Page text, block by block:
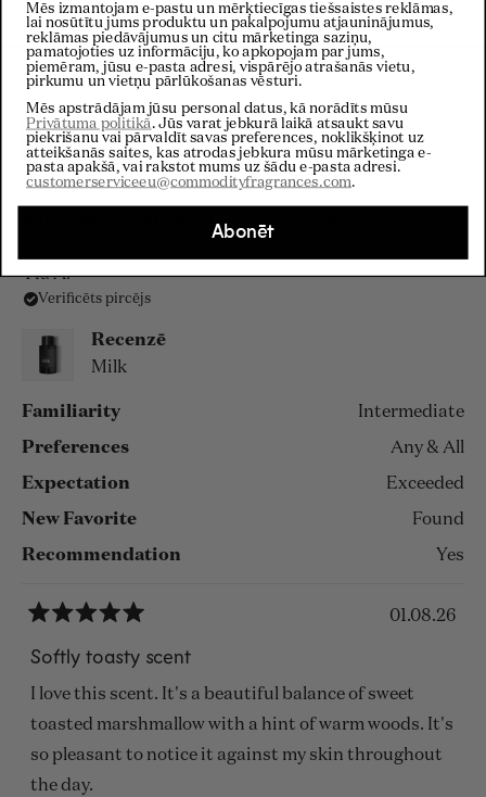
Filtri
Tia A.
Verificēts pircējs
Recenzē
Milk
Familiarity Intermediate
Preferences Any & All
Expectation Exceeded
New Favorite Found
Recommendation Yes
ar
5
no
5
zvaigznēm
01.08.26
Softly toasty scent
I love this scent. It's a beautiful balance of sweet
toasted marshmallow with a hint of warm woods. It's
so pleasant to notice it against my skin throughout
the day.
Ielādē...
Mēs izmantojam e-pastu un mērķtiecīgas tiešsaistes reklāmas,
lai nosūtītu jums produktu un pakalpojumu atjauninājumus,
reklāmas piedāvājumus un citu mārketinga saziņu,
pamatojoties uz informāciju, ko apkopojam par jums,
piemēram, jūsu e-pasta adresi, vispārējo atrašanās vietu,
pirkumu un vietņu pārlūkošanas vēsturi.
Mēs apstrādājam jūsu personal datus, kā norādīts mūsu
Privātuma politikā. Jūs varat jebkurā laikā atsaukt savu
piekrišanu vai pārvaldīt savas preferences, noklikšķinot uz
atteikšanās saites, kas atrodas jebkura mūsu mārketinga e-
pasta apakšā, vai rakstot mums uz šādu e-pasta adresi.
customerserviceeu@commodityfragrances.com.
Abonēt